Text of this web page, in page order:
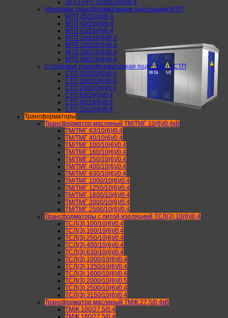
2КТП-П(Т) 2500/10(6)/0,4
Мачтовая трансформаторная подстанция МТП
МТП 25/10(6)/0,4
МТП 40/10(6)/0,4
МТП 63/10(6)/0,4
МТП 100/10(6)/0,4
МТП 160/10(6)/0,4
МТП 250/10(6)/0,4
МТП 400/10(6)/0,4
Столбовая трансформаторная подстанция СТП
СТП 250/10(6)/0,4
СТП 160/10(6)/0,4
СТП 100/10(6)/0,4
СТП 63/10(6)/0,4
СТП 40/10(6)/0,4
СТП 25/10(6)/0,4
Трансформаторы
Трансформатор масляный ТМ/ТМГ 10(6)/0,4кВ
ТМ/ТМГ 63/10(6)/0.4
ТМ/ТМГ 40/10(6)/0.4
ТМ/ТМГ 100/10(6)/0.4
ТМ/ТМГ 160/10(6)/0.4
ТМ/ТМГ 250/10(6)/0.4
ТМ/ТМГ 400/10(6)/0.4
ТМ/ТМГ 630/10(6)/0.4
ТМ/ТМГ 1000/10(6)/0.4
ТМ/ТМГ 1250/10(6)/0.4
ТМ/ТМГ 1600/10(6)/0.4
ТМ/ТМГ 2000/10(6)/0.4
ТМ/ТМГ 2500/10(6)/0.4
Трансформаторы с литой изоляцией ТСЛ(З) 10(6)/0,4
ТСЛ(З) 100/10(6)/0.4
ТСЛ(З) 160/10(6)/0.4
ТСЛ(З) 250/10(6)/0.4
ТСЛ(З) 400/10(6)/0.4
ТСЛ(З) 630/10(6)/0.4
ТСЛ(З) 1000/10(6)/0.4
ТСЛ(З) 1250/10(6)/0.4
ТСЛ(З) 1600/10(6)/0.4
ТСЛ(З) 2000/10(6)/0.5
ТСЛ(З) 2500/10(6)/0.4
ТСЛ(З) 3150/10(6)/0.4
Трансформатор масляный ТМЖ 27,5/0,4кВ
ТМЖ 100/27.5/0.4
ТМЖ 160/27.5/0.4